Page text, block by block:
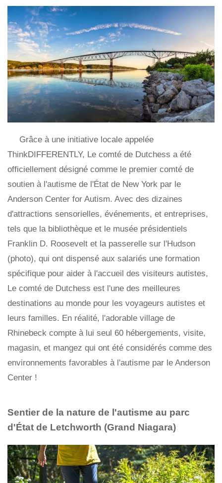
Grâce à une initiative locale appelée
ThinkDIFFERENTLY, Le comté de Dutchess a été
officiellement désigné comme le premier comté de
soutien à l'autisme de l'État de New York par le
Anderson Center for Autism. Avec des dizaines
d'attractions sensorielles, événements, et entreprises,
tels que la bibliothèque et le musée présidentiels
Franklin D. Roosevelt et la passerelle sur l'Hudson
(photo), qui ont dispensé aux salariés une formation
spécifique pour aider à l'accueil des visiteurs autistes,
Le comté de Dutchess est l'une des meilleures
destinations au monde pour les voyageurs autistes et
leurs familles. En réalité, l'adorable village de
Rhinebeck compte à lui seul 60 hébergements, visite,
magasin, et mangez qui ont été considérés comme des
environnements favorables à l'autisme par le Anderson
Center !
Sentier de la nature de l'autisme au parc
d'État de Letchworth (Grand Niagara)